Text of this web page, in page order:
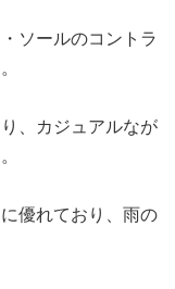
ソールのコントラ
、カジュアルなが
優れており、雨の